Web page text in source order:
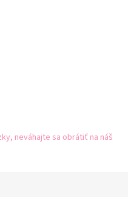
neváhajte sa obrátiť na náš